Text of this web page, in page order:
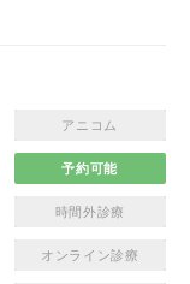
アニコム
予約可能
時間外診療
オンライン診療